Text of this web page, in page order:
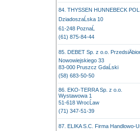
84. THYSSEN HUNNEBECK
DziadoszaĹska 10
61-248 PoznaĹ
(61) 875-84-44
85. DEBET Sp. z o.o.
Nowowiejskiego 33
83-000 Pruszcz GdaĹski
(58) 683-50-50
86. EKO-TERRA Sp. z o.o.
Wystawowa 1
51-618 WrocĹaw
(71) 347-51-39
87. ELIKA S.C. Firma Handlowo-